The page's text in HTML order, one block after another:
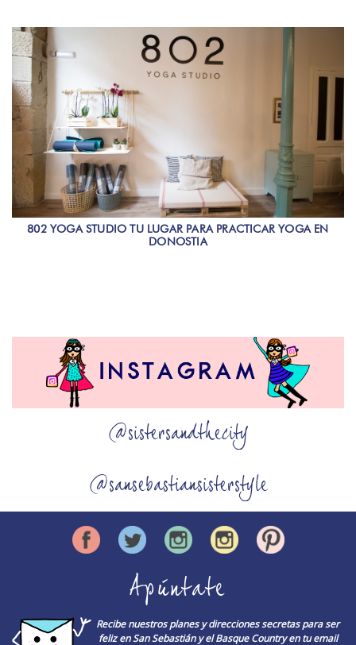
802 YOGA STUDIO TU LUGAR PARA PRACTICAR YOGA EN
DONOSTIA
@sistersandthecity
@sansebastiansisterstyle
Apúntate
Recibe nuestros planes y direcciones secretas para ser
feliz en San Sebastián y el Basque Country en tu email